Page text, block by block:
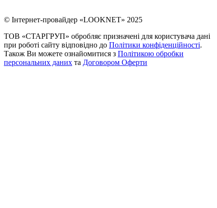
© Інтернет-провайдер «LOOKNET» 2025
ТОВ «СТАРГРУП» обробляє призначені для користувача дані
при роботі сайту відповідно до Політики конфіденційності.
Також Ви можете ознайомитися з Політикою обробки
персональних даних та Договором Оферти